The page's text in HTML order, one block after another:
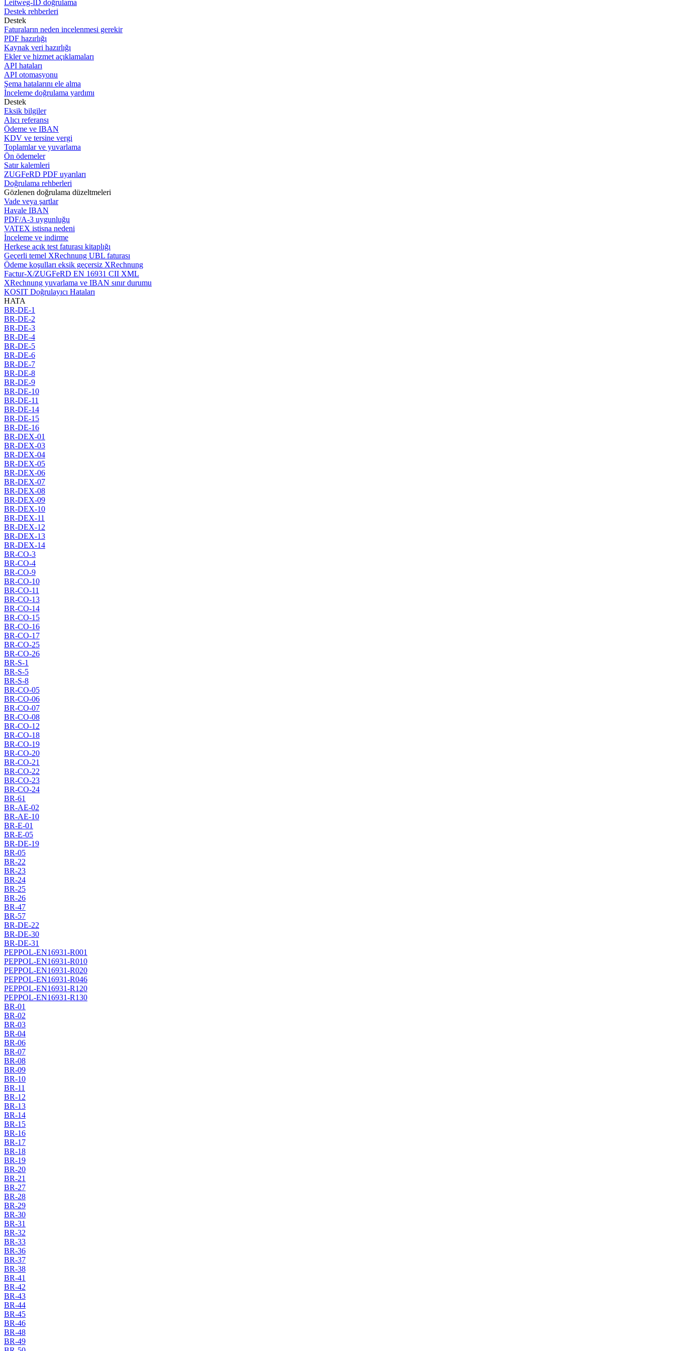
Leitweg-ID doğrulama
Destek rehberleri
Destek
Faturaların neden incelenmesi gerekir
PDF hazırlığı
Kaynak veri hazırlığı
Ekler ve hizmet açıklamaları
API hataları
API otomasyonu
Şema hatalarını ele alma
İnceleme doğrulama yardımı
Destek
Eksik bilgiler
Alıcı referansı
Ödeme ve IBAN
KDV ve tersine vergi
Toplamlar ve yuvarlama
Ön ödemeler
Satır kalemleri
ZUGFeRD PDF uyarıları
Doğrulama rehberleri
Gözlenen doğrulama düzeltmeleri
Vade veya şartlar
Havale IBAN
PDF/A-3 uygunluğu
VATEX istisna nedeni
İnceleme ve indirme
Herkese açık test faturası kitaplığı
Geçerli temel XRechnung UBL faturası
Ödeme koşulları eksik geçersiz XRechnung
Factur-X/ZUGFeRD EN 16931 CII XML
XRechnung yuvarlama ve IBAN sınır durumu
KOSIT Doğrulayıcı Hataları
HATA
BR-DE-1
BR-DE-2
BR-DE-3
BR-DE-4
BR-DE-5
BR-DE-6
BR-DE-7
BR-DE-8
BR-DE-9
BR-DE-10
BR-DE-11
BR-DE-14
BR-DE-15
BR-DE-16
BR-DEX-01
BR-DEX-03
BR-DEX-04
BR-DEX-05
BR-DEX-06
BR-DEX-07
BR-DEX-08
BR-DEX-09
BR-DEX-10
BR-DEX-11
BR-DEX-12
BR-DEX-13
BR-DEX-14
BR-CO-3
BR-CO-4
BR-CO-9
BR-CO-10
BR-CO-11
BR-CO-13
BR-CO-14
BR-CO-15
BR-CO-16
BR-CO-17
BR-CO-25
BR-CO-26
BR-S-1
BR-S-5
BR-S-8
BR-CO-05
BR-CO-06
BR-CO-07
BR-CO-08
BR-CO-12
BR-CO-18
BR-CO-19
BR-CO-20
BR-CO-21
BR-CO-22
BR-CO-23
BR-CO-24
BR-61
BR-AE-02
BR-AE-10
BR-E-01
BR-E-05
BR-DE-19
BR-05
BR-22
BR-23
BR-24
BR-25
BR-26
BR-47
BR-57
BR-DE-22
BR-DE-30
BR-DE-31
PEPPOL-EN16931-R001
PEPPOL-EN16931-R010
PEPPOL-EN16931-R020
PEPPOL-EN16931-R046
PEPPOL-EN16931-R120
PEPPOL-EN16931-R130
BR-01
BR-02
BR-03
BR-04
BR-06
BR-07
BR-08
BR-09
BR-10
BR-11
BR-12
BR-13
BR-14
BR-15
BR-16
BR-17
BR-18
BR-19
BR-20
BR-21
BR-27
BR-28
BR-29
BR-30
BR-31
BR-32
BR-33
BR-36
BR-37
BR-38
BR-41
BR-42
BR-43
BR-44
BR-45
BR-46
BR-48
BR-49